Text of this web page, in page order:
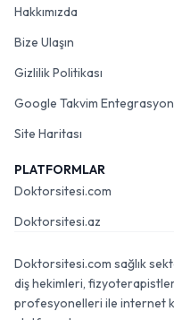
Hakkımızda
Bize Ulaşın
Gizlilik Politikası
Google Takvim
Site Haritası
PLATFORMLAR
Doktorsitesi.com
Doktorsitesi.az
Doktorsitesi.com sağlık
diş hekimleri,
profesyonelleri ile internet